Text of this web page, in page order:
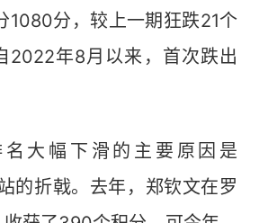
1080分，较上一期狂跌21个
2022年8月以来，首次跌出
幅下滑的主要原因是
的折戟。去年，郑钦文在罗